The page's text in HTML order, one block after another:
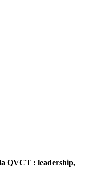
QVCT : leadership,